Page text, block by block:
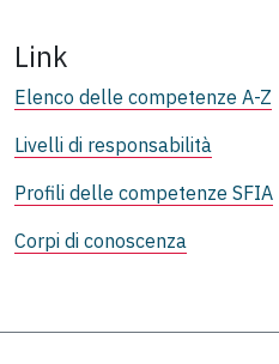
Link
Elenco delle competenze A-Z
Livelli di responsabilità
Profili delle competenze SFIA
Corpi di conoscenza